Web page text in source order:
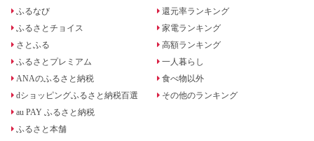
ふるなび
ふるさとチョイス
さとふる
ふるさとプレミアム
ANAのふるさと納税
dショッピングふるさと納税百選
au PAY ふるさと納税
ふるさと本舗
還元率ランキング
家電ランキング
高額ランキング
一人暮らし
食べ物以外
その他のランキング